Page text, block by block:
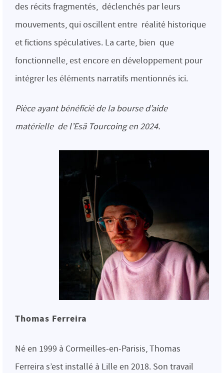
des récits fragmentés, déclenchés par leurs
mouvements, qui oscillent entre réalité historique
et fictions spéculatives. La carte, bien que
fonctionnelle, est encore en développement pour
intégrer les éléments narratifs mentionnés ici.
Pièce ayant bénéficié de la bourse d’aide
matérielle de l’Esä Tourcoing en 2024.
Thomas Ferreira
Né en 1999 à Cormeilles-en-Parisis, Thomas
Ferreira s’est installé à Lille en 2018. Son travail